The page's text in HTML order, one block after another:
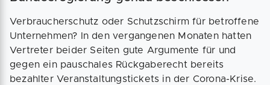
Verbraucherschutz oder Schutzschirm für betroffene
Unternehmen? In den vergangenen Monaten hatten
Vertreter beider Seiten gute Argumente für und
gegen ein pauschales Rückgaberecht bereits
bezahlter Veranstaltungstickets in der Corona-Krise.